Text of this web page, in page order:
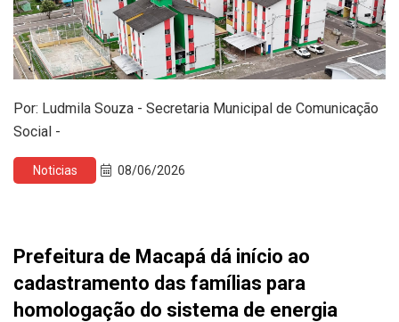
Por: Ludmila Souza - Secretaria Municipal de Comunicação
Social -
Noticias 08/06/2026
Prefeitura de Macapá dá início ao
cadastramento das famílias para
homologação do sistema de energia